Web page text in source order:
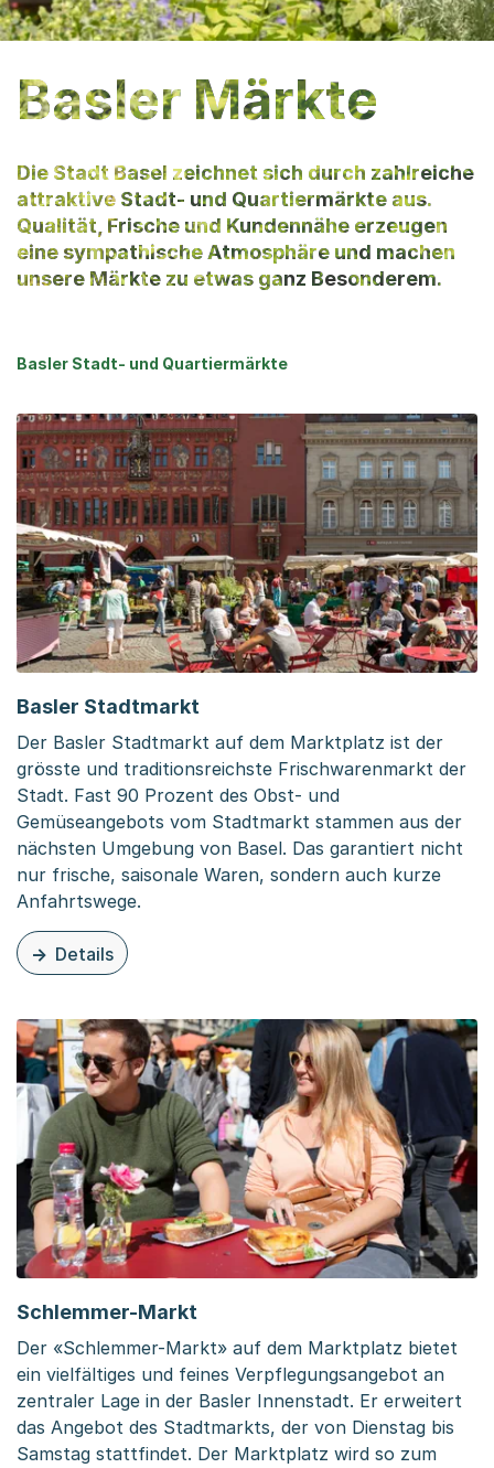
Basler Märkte
Die Stadt Basel zeichnet sich durch zahlreiche
attraktive Stadt- und Quartiermärkte aus.
Qualität, Frische und Kundennähe erzeugen
eine sympathische Atmosphäre und machen
unsere Märkte zu etwas ganz Besonderem.
Basler Stadt- und Quartiermärkte
Basler Stadtmarkt
Der Basler Stadtmarkt auf dem Marktplatz ist der
grösste und traditionsreichste Frischwarenmarkt der
Stadt. Fast 90 Prozent des Obst- und
Gemüseangebots vom Stadtmarkt stammen aus der
nächsten Umgebung von Basel. Das garantiert nicht
nur frische, saisonale Waren, sondern auch kurze
Anfahrtswege.
Details
zu dieser Seite: Basler Stadtmarkt
Schlemmer-Markt
Der «Schlemmer-Markt» auf dem Marktplatz bietet
ein vielfältiges und feines Verpflegungsangebot an
zentraler Lage in der Basler Innenstadt. Er erweitert
das Angebot des Stadtmarkts, der von Dienstag bis
Samstag stattfindet. Der Marktplatz wird so zum